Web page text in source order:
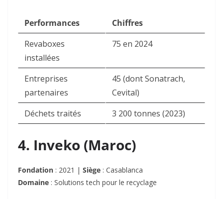
Performances
Chiffres
Revaboxes
installées
75 en 2024
Entreprises
partenaires
45 (dont Sonatrach,
Cevital)
Déchets traités
3 200 tonnes (2023)
4. Inveko (Maroc)
Fondation : 2021 | Siège : Casablanca
Domaine : Solutions tech pour le recyclage